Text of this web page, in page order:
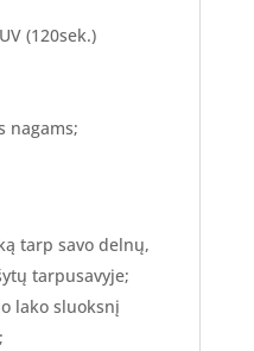
(120sek.)
nagams;
tarp savo delnų,
tarpusavyje;
lako sluoksnį